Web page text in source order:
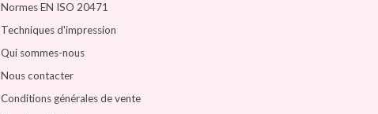
Normes EN ISO 20471
Techniques d'impression
Qui sommes-nous
Nous contacter
Conditions générales de vente